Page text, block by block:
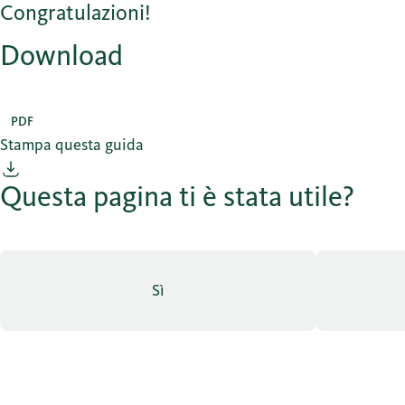
Congratulazioni!
Download
PDF
Stampa questa guida
Questa pagina ti è stata utile?
Sì